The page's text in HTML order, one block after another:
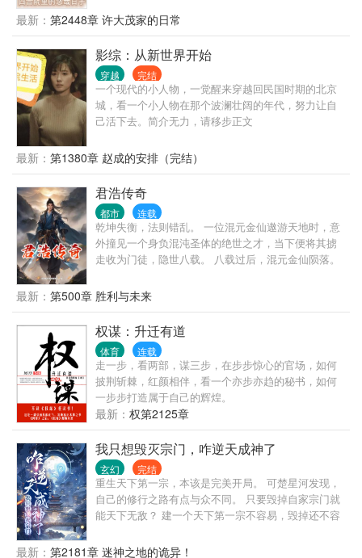
进宫去跪这个拜那个，也不用应付白莲花绿茶婊，偶
那个变态侯爷不要天天来骚扰她就更好了！” 某爷一把
将她扛起进屋：“做梦！” 一对一，女强爽文，欢迎入
坑，作者玻璃心，不喜欢不勉强。
最新： 第2448章 许大茂家的日常
影综：从新世界开始
穿越 完结
一个现代的小人物，一觉醒来穿越回民国时期的北京
城，看一个小人物在那个波澜壮阔的年代，努力让自
己活下去。简介无力，请移步正文
最新： 第1380章 赵成的安排（完结）
君浩传奇
都市 连载
乾坤失衡，法则错乱。 一位混元金仙遨游天地时，意
外撞见一个身负混沌圣体的绝世之才，当下便将其掳
走收为门徒，隐世八载。 八载过后，混元金仙陨落。
之路，同魔战，同乾坤较，吾独尊，汝等有怨，皆
灭！ PS: 本文架空世界，魔法与修法各自构成独立的
修炼体系。主角雷厉风行，不心软，不揽闲事，唯对
自身有利之事，方才为之。除了挚友至亲之外，旁人
一概不论。
最新： 第500章 胜利与未来
权谋：升迁有道
体育 连载
走一步，看两部，谋三步，在步步惊心的官场，如何
披荆斩棘，红颜相伴，看一个亦步亦趋的秘书，如何
一步步打造属于自己的辉煌。
最新： 权第2125章
我只想毁灭宗门，咋逆天成神了
玄幻 完结
重生天下第一宗，本该是完美开局。 可楚星河发现，
自己的修行之路有点与众不同。 只要毁掉自家宗门就
能天下无敌？ 建一个天下第一宗不容易，毁掉还不容
思，可每一次结果都让宗门变得更强是几个意思？ 无
最新： 第2181章 迷神之地的诡异！